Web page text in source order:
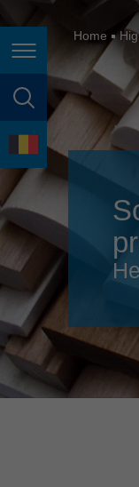
Page
page
language
Home